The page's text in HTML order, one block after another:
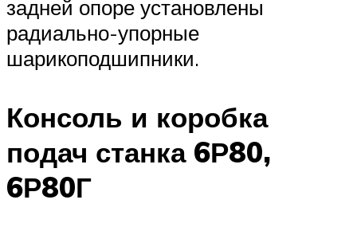
задней опоре установлены
радиально-упорные
шарикоподшипники.
Консоль и коробка
подач станка 6Р80,
6Р80Г